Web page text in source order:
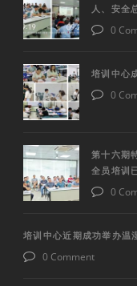
人、安全
0
培训中心
0
第十六期
全员培训
0
培训中心近期成功举办温
0 Comment